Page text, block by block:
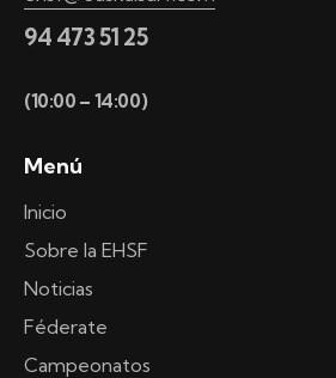
94 473 51 25
(10:00 – 14:00)
Menú
Inicio
Sobre la EHSF
Noticias
Féderate
Campeonatos